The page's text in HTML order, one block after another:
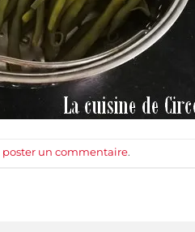
poster un commentaire.